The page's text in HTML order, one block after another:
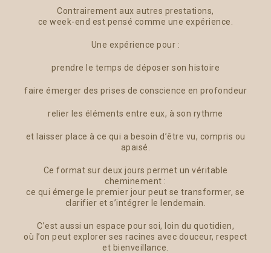
Contrairement aux autres prestations,
ce week-end est pensé comme une expérience.
Une expérience pour :
prendre le temps de déposer son histoire
faire émerger des prises de conscience en profondeur
relier les éléments entre eux, à son rythme
et laisser place à ce qui a besoin d’être vu, compris ou
apaisé.
Ce format sur deux jours permet un véritable
cheminement :
ce qui émerge le premier jour peut se transformer, se
clarifier et s’intégrer le lendemain.
C’est aussi un espace pour soi, loin du quotidien,
où l’on peut explorer ses racines avec douceur, respect
et bienveillance.